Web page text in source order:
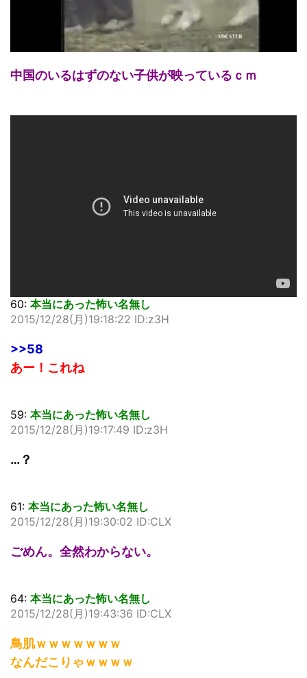
中国のいるはずのない子供が映っているｃｍ
60: 本当にあった怖い名無し
2015/12/28(月)19:18:22 ID:z3H
>>58
あー！これね
59: 本当にあった怖い名無し
2015/12/28(月)19:17:49 ID:z3H
…？
61: 本当にあった怖い名無し
2015/12/28(月)19:30:02 ID:CLX
ごめん。全然わからない。
64: 本当にあった怖い名無し
2015/12/28(月)19:43:36 ID:CLX
鳥肌ｗｗｗｗｗｗｗ
なんだこりゃｗｗｗｗ